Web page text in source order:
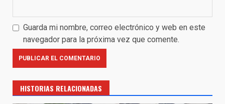
Guarda mi nombre, correo electrónico y web en este
navegador para la próxima vez que comente.
HISTORIAS RELACIONADAS